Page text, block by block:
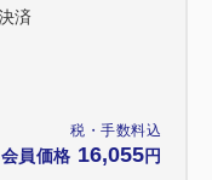
税・手数料込
会員価格 16,055円
済